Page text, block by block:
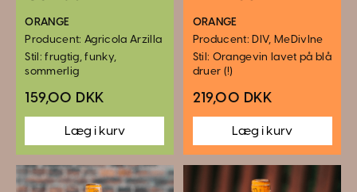
ORANGE
Producent: Agricola Arzilla
Stil: frugtig, funky,
sommerlig
159,00 DKK
ORANGE
Producent: DIV, MeDivIne
Stil: Orangevin lavet på blå
druer (!)
219,00 DKK